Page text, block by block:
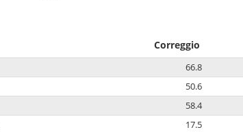
Correggio
66.8
50.6
58.4
17.5